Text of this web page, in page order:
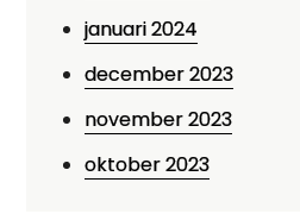
januari 2024
december 2023
november 2023
oktober 2023